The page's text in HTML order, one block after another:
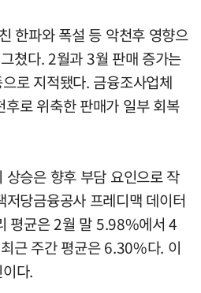
한파와 폭설 등 악천후 영향으
쳤다. 2월과 3월 판매 증가는
로 지적됐다. 금융조사업체
로 위축한 판매가 일부 회복
상승은 향후 부담 요인으로 작
당금융공사 프레디맥 데이터
평균은 2월 말 5.98%에서 4
근 주간 평균은 6.30%다. 이
다.